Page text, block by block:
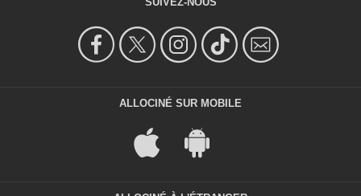
ALLOCINÉ SUR MOBILE